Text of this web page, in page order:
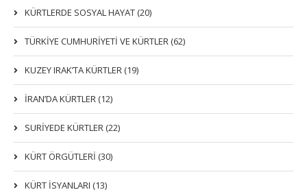
KÜRTLERDE SOSYAL HAYAT (20)
TÜRKİYE CUMHURİYETİ VE KÜRTLER (62)
KUZEY IRAK’TA KÜRTLER (19)
İRAN’DA KÜRTLER (12)
SURİYEDE KÜRTLER (22)
KÜRT ÖRGÜTLERİ (30)
KÜRT İSYANLARI (13)